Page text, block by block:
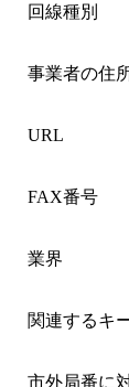
回線種別
事業者の住
URL
FAX番号
業界
関連するキ
市外局番に